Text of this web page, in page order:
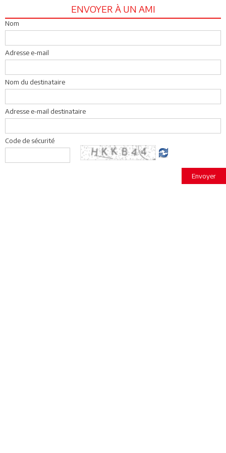
ENVOYER À UN AMI
Nom
Adresse e-mail
Nom du destinataire
Adresse e-mail destinataire
Code de sécurité
Envoyer